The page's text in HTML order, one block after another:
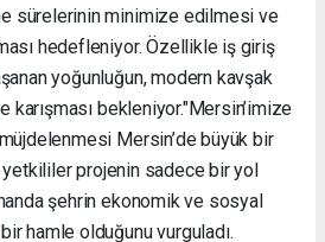
sürelerinin minimize edilmesi ve
hedefleniyor. Özellikle iş giriş
yoğunluğun, modern kavşak
bekleniyor. ​"Mersin’imize
müjdelenmesi Mersin’de büyük bir
yetkililer projenin sadece bir yol
şehrin ekonomik ve sosyal
hamle olduğunu vurguladı.